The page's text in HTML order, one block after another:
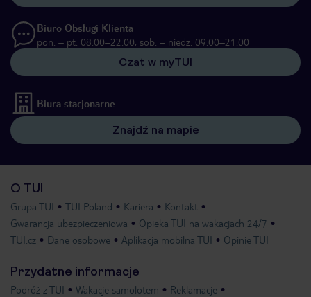
Biuro Obsługi Klienta
pon. – pt. 08:00–22:00, sob. – niedz. 09:00–21:00
Czat w myTUI
Biura stacjonarne
Znajdź na mapie
O TUI
Grupa TUI TUI Poland Kariera
Kontakt
Gwarancja ubezpieczeniowa
Opieka TUI na wakacjach 24/7
TUI.cz
Dane osobowe Aplikacja mobilna TUI Opinie TUI
Przydatne informacje
Podróż z TUI Wakacje samolotem Reklamacje